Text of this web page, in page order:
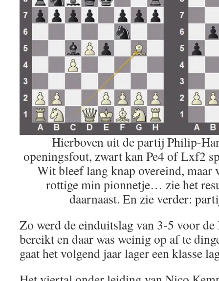
Hierboven uit de partij Philip-
openingsfout, zwart kan Pe4 of Lxf2
Wit bleef lang knap overeind, maar
rottige min pionnetje… zie het
daarnaast. En zie verder:
Zo werd de einduitslag van 3-5 voor
bereikt en daar was weinig op af te
gaat het volgend jaar lager een klasse